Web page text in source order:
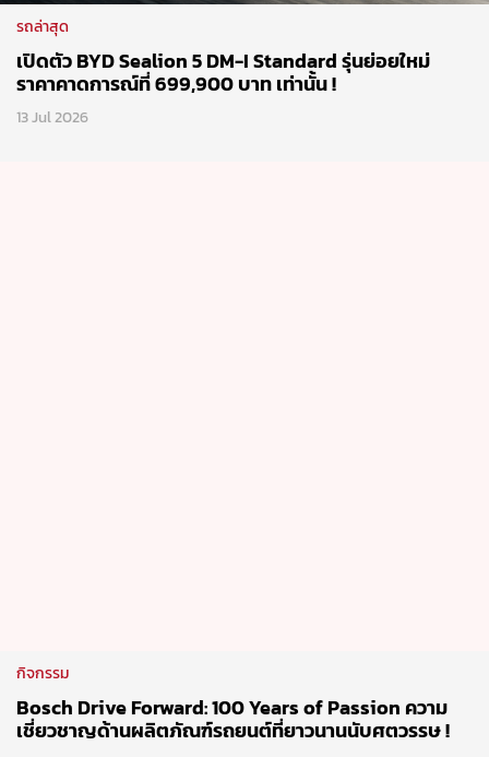
รถล่าสุด
เปิดตัว BYD Sealion 5 DM-I Standard รุ่นย่อยใหม่
ราคาคาดการณ์ที่ 699,900 บาท เท่านั้น !
13 Jul 2026